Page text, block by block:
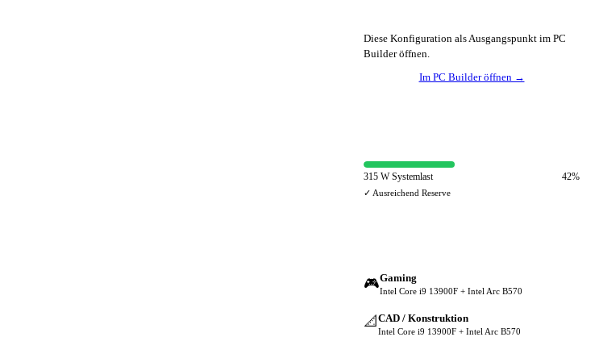
Diese Konfiguration als Ausgangspunkt im PC
Builder öffnen.
Im PC Builder öffnen →
315 W Systemlast 42%
✓ Ausreichend Reserve
🎮Gaming
Intel Core i9 13900F + Intel Arc B570
📐 CAD / Konstruktion
Intel Core i9 13900F + Intel Arc B570